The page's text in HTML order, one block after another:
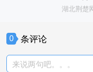
湖北荆楚
0 条评论
来说两句吧。。。